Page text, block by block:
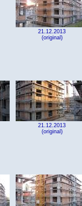
21.12.2013
(original)
21.12.2013
(original)